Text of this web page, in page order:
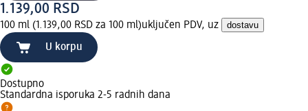
1.139,00 RSD
100 ml (1.139,00 RSD za 100 ml)uključen PDV, uz dostavu
U korpu
Dostupno
Standardna isporuka 2-5 radnih dana